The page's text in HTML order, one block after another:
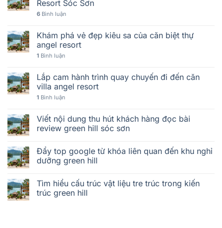
Resort Sóc Sơn
6 Bình luận
Khám phá vẻ đẹp kiêu sa của căn biệt thự
angel resort
1 Bình luận
Lắp cam hành trình quay chuyến đi đến căn
villa angel resort
1 Bình luận
Viết nội dung thu hút khách hàng đọc bài
review green hill sóc sơn
Đẩy top google từ khóa liên quan đến khu nghỉ
dưỡng green hill
Tìm hiểu cấu trúc vật liệu tre trúc trong kiến
trúc green hill